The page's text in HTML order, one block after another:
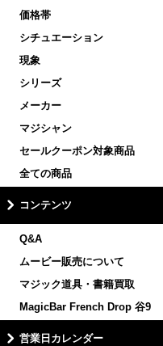
価格帯
シチュエーション
現象
シリーズ
メーカー
マジシャン
セールクーポン対象商品
全ての商品
コンテンツ
Q&A
ムービー販売について
マジック道具・書籍買取
MagicBar French Drop 谷9
営業日カレンダー